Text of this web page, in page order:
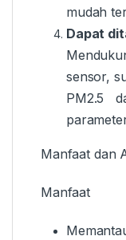
mudah
Dapat
sensor,
PM2.5
Manfaat dan
Manfaat